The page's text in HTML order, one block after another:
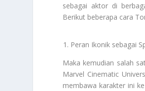
sebagai aktor di
Berikut beberapa cara
Peran Ikonik sebagai
Maka kemudian salah
Marvel Cinematic
membawa karakter ini